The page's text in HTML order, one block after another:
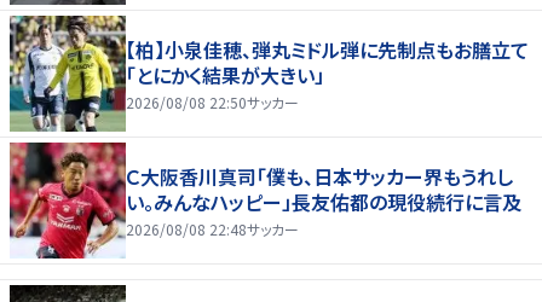
【柏】小泉佳穂、弾丸ミドル弾に先制点もお膳立て
「とにかく結果が大きい」
2026/08/08 22:50サッカー
Ｃ大阪香川真司「僕も、日本サッカー界もうれし
い。みんなハッピー」長友佑都の現役続行に言及
2026/08/08 22:48サッカー